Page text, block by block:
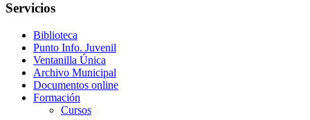
Servicios
Biblioteca
Punto Info. Juvenil
Ventanilla Única
Archivo Municipal
Documentos online
Formación
Cursos